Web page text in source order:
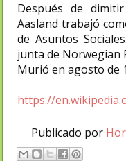
Después de
Aasland trabajó
de Asuntos
junta de Norwegian
Murió en agosto de
https://
Publicado por